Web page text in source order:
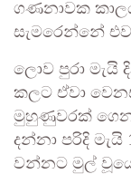
ගණනාවක
සැමරෙන්නේ
ලොව පුරා මැයි
කලට ඒවා
මුහුණුවරක්
දන්නා පරිදි
වන්නට මුල්